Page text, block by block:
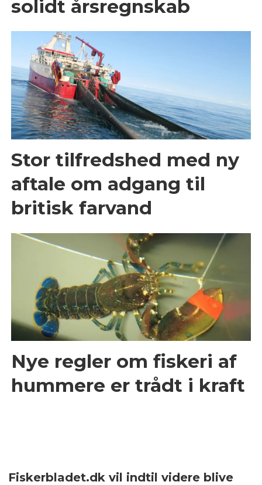
solidt årsregnskab
Stor tilfredshed med ny
aftale om adgang til
britisk farvand
Nye regler om fiskeri af
hummere er trådt i kraft
Fiskerbladet.dk vil indtil videre blive